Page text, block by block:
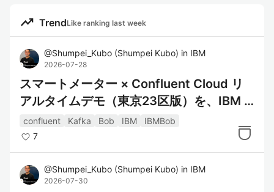
trending_up TrendLike ranking last week
@Shumpei_Kubo (Shumpei Kubo) in IBM
2026-07-28
スマートメーター × Confluent Cloud リ
アルタイムデモ（東京23区版）を、IBM B
ob を使って構築しました Ver.1
confluent Kafka Bob IBM
IBMBob
7
@Shumpei_Kubo (Shumpei Kubo) in IBM
2026-07-30